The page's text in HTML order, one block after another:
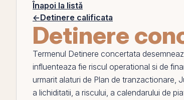
Înapoi la listă
←Detinere calificata
Detinere
Termenul Detinere concertata
influenteaza fie riscul operational si de
urmarit alaturi de Plan de tranzactionare,
a lichiditatii, a riscului, a calendarului de